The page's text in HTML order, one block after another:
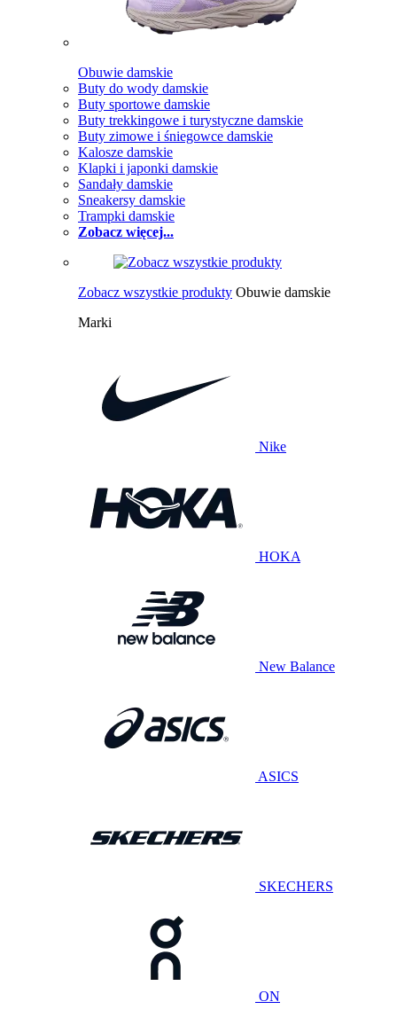
Obuwie damskie
Buty do wody damskie
Buty sportowe damskie
Buty trekkingowe i turystyczne damskie
Buty zimowe i śniegowce damskie
Kalosze damskie
Klapki i japonki damskie
Sandały damskie
Sneakersy damskie
Trampki damskie
Zobacz więcej...
Zobacz wszystkie produkty Obuwie damskie
Marki
Nike
HOKA
New Balance
ASICS
SKECHERS
ON